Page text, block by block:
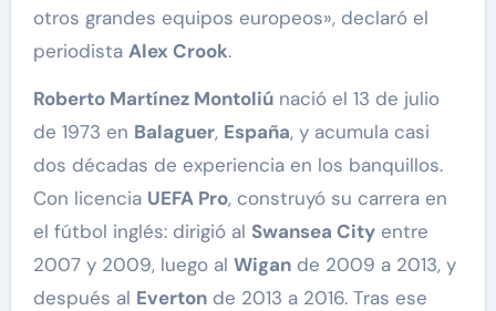
otros grandes equipos europeos», declaró el
periodista Alex Crook.
Roberto Martínez Montoliúnació el 13 de julio
de 1973 en Balaguer, España, y acumula casi
dos décadas de experiencia en los banquillos.
Con licencia UEFA Pro, construyó su carrera en
el fútbol inglés: dirigió al Swansea Cityentre
2007 y 2009, luego al Wigande 2009 a 2013, y
después al Evertonde 2013 a 2016. Tras ese